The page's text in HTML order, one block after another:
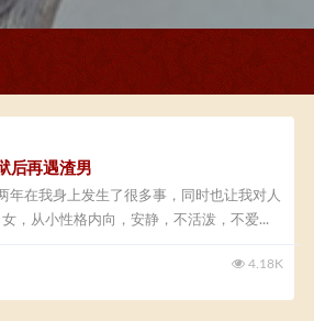
后再遇渣男
年在我身上发生了很多事，同时也让我对人
，从小性格内向，安静，不活泼，不爱...
4.18K